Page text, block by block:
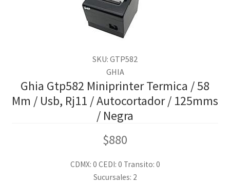
SKU: GTP582
GHIA
Ghia Gtp582 Miniprinter Termica / 58
Mm / Usb, Rj11 / Autocortador / 125mms
/ Negra
$880
CDMX: 0 CEDI: 0 Transito: 0
Sucursales: 2